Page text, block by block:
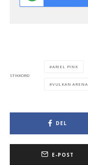
STIKKORD
ARIEL PINK
VULKAN ARENA
DEL
E-POST